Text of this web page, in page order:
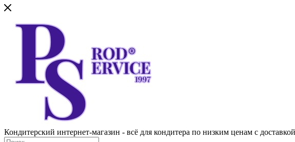
Кондитерский интернет-магазин - всё для кондитера по низким ценам с